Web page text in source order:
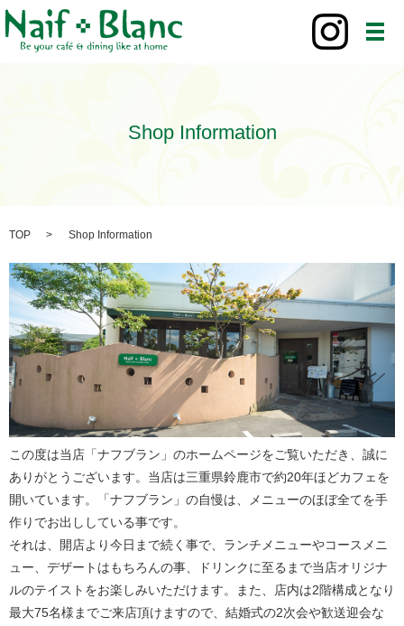
メ
Shop Information
TOP Shop Information
この度は当店「ナフブラン」のホームページをご覧いただき、誠に
ありがとうございます。当店は三重県鈴鹿市で約20年ほどカフェを
開いています。「ナフブラン」の自慢は、メニューのほぼ全てを手
作りでお出ししている事です。
それは、開店より今日まで続く事で、ランチメニューやコースメニ
ュー、デザートはもちろんの事、ドリンクに至るまで当店オリジナ
ルのテイストをお楽しみいただけます。また、店内は2階構成となり
最大75名様までご来店頂けますので、結婚式の2次会や歓送迎会な